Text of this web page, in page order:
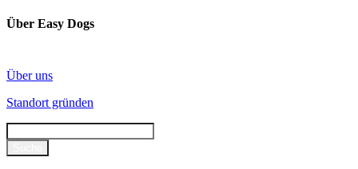
Über Easy Dogs
Über uns
Standort gründen